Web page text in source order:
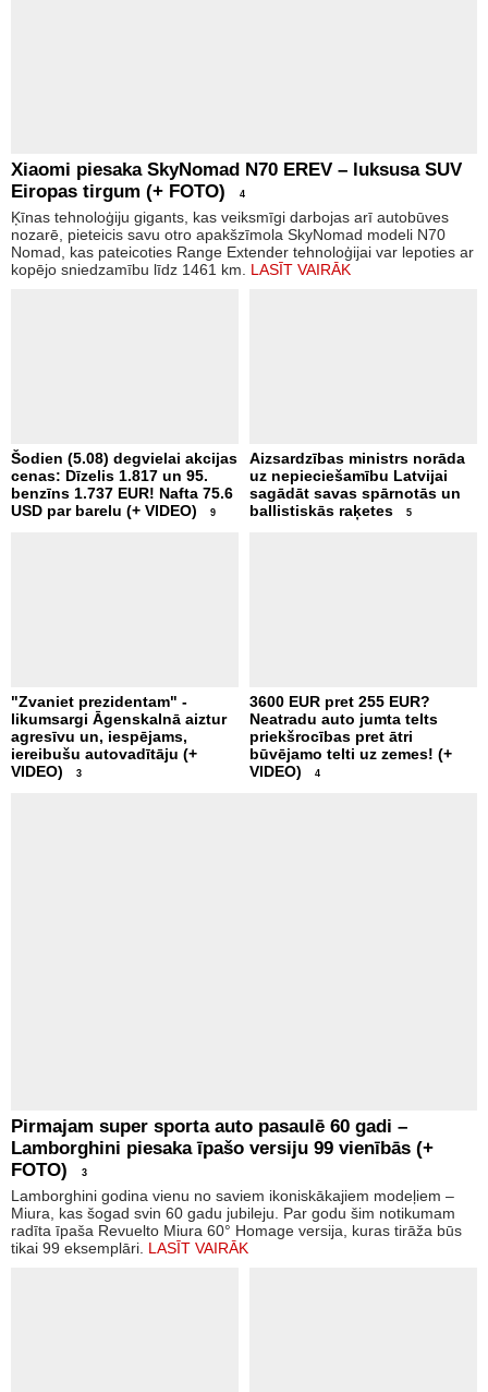
Xiaomi piesaka SkyNomad N70 EREV – luksusa SUV
Eiropas tirgum (+ FOTO)
Ķīnas tehnoloģiju gigants, kas veiksmīgi darbojas arī autobūves
nozarē, pieteicis savu otro apakšzīmola SkyNomad modeli N70
Nomad, kas pateicoties Range Extender tehnoloģijai var lepoties ar
kopējo sniedzamību līdz 1461 km.
Šodien (5.08) degvielai akcijas
cenas: Dīzelis 1.817 un 95.
benzīns 1.737 EUR! Nafta 75.6
USD par barelu (+ VIDEO)
Aizsardzības ministrs norāda
uz nepieciešamību Latvijai
sagādāt savas spārnotās un
ballistiskās raķetes
"Zvaniet prezidentam" -
likumsargi Āgenskalnā aiztur
agresīvu un, iespējams,
iereibušu autovadītāju (+
VIDEO)
3600 EUR pret 255 EUR?
Neatradu auto jumta telts
priekšrocības pret ātri
būvējamo telti uz zemes! (+
VIDEO)
Pirmajam super sporta auto pasaulē 60 gadi –
Lamborghini piesaka īpašo versiju 99 vienībās (+
FOTO)
Lamborghini godina vienu no saviem ikoniskākajiem modeļiem –
Miura, kas šogad svin 60 gadu jubileju. Par godu šim notikumam
radīta īpaša Revuelto Miura 60° Homage versija, kuras tirāža būs
tikai 99 eksemplāri.